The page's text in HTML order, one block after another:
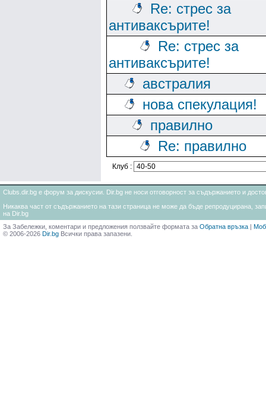
Re: стрес за
антиваксърите!
Re: стрес за
антиваксърите!
австралия
нова спекулация!
правилно
Re: правилно
Клуб :
Clubs.dir.bg е форум за дискусии. Dir.bg не носи отговорност за съдържанието и
Никаква част от съдържанието на тази страница не може да бъде репродуцирана,
на Dir.bg
За Забележки, коментари и предложения ползвайте формата за Обратна връзка |
© 2006-2026 Dir.bg Всички права запазени.